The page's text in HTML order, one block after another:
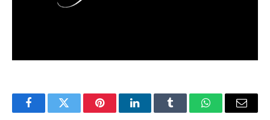
FacebookTwitter PinterestLinkedInTumblr WhatsAppEmail